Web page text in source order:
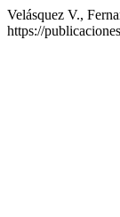
Velásquez V.,
https://